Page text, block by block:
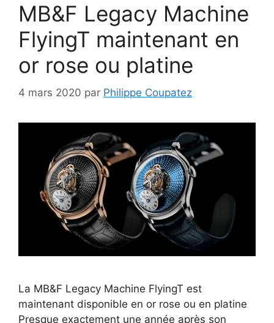
MB&F Legacy Machine
FlyingT maintenant en
or rose ou platine
4 mars 2020 par Philippe Coupatez
La MB&F Legacy Machine FlyingT est
maintenant disponible en or rose ou en platine
Presque exactement une année après son